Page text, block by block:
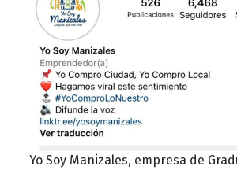
Yo Soy Manizales, empresa de